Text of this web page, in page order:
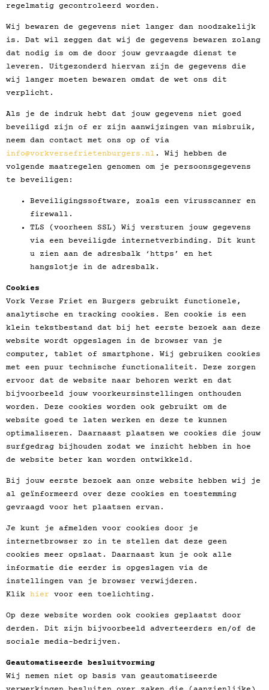
regelmatig gecontroleerd worden.
Wij bewaren de gegevens niet langer dan noodzakelijk
is. Dat wil zeggen dat wij de gegevens bewaren zolang
dat nodig is om de door jouw gevraagde dienst te
leveren. Uitgezonderd hiervan zijn de gegevens die
wij langer moeten bewaren omdat de wet ons dit
verplicht.
Als je de indruk hebt dat jouw gegevens niet goed
beveiligd zijn of er zijn aanwijzingen van misbruik,
neem dan contact met ons op of via
info@vorkversefrietenburgers.nl . Wij hebben de
volgende maatregelen genomen om je persoonsgegevens
te beveiligen:
Beveiligingssoftware, zoals een virusscanner en
firewall.
TLS (voorheen SSL) Wij versturen jouw gegevens
via een beveiligde internetverbinding. Dit kunt
u zien aan de adresbalk ‘https’ en het
hangslotje in de adresbalk.
Cookies
Vork Verse Friet en Burgers gebruikt functionele,
analytische en tracking cookies. Een cookie is een
klein tekstbestand dat bij het eerste bezoek aan deze
website wordt opgeslagen in de browser van je
computer, tablet of smartphone. Wij gebruiken cookies
met een puur technische functionaliteit. Deze zorgen
ervoor dat de website naar behoren werkt en dat
bijvoorbeeld jouw voorkeursinstellingen onthouden
worden. Deze cookies worden ook gebruikt om de
website goed te laten werken en deze te kunnen
optimaliseren. Daarnaast plaatsen we cookies die jouw
surfgedrag bijhouden zodat we inzicht hebben in hoe
de website beter kan worden ontwikkeld.
Bij jouw eerste bezoek aan onze website hebben wij je
al geïnformeerd over deze cookies en toestemming
gevraagd voor het plaatsen ervan.
Je kunt je afmelden voor cookies door je
internetbrowser zo in te stellen dat deze geen
cookies meer opslaat. Daarnaast kun je ook alle
informatie die eerder is opgeslagen via de
instellingen van je browser verwijderen.
Klik hier voor een toelichting.
Op deze website worden ook cookies geplaatst door
derden. Dit zijn bijvoorbeeld adverteerders en/of de
sociale media-bedrijven.
Geautomatiseerde besluitvorming
Wij nemen niet op basis van geautomatiseerde